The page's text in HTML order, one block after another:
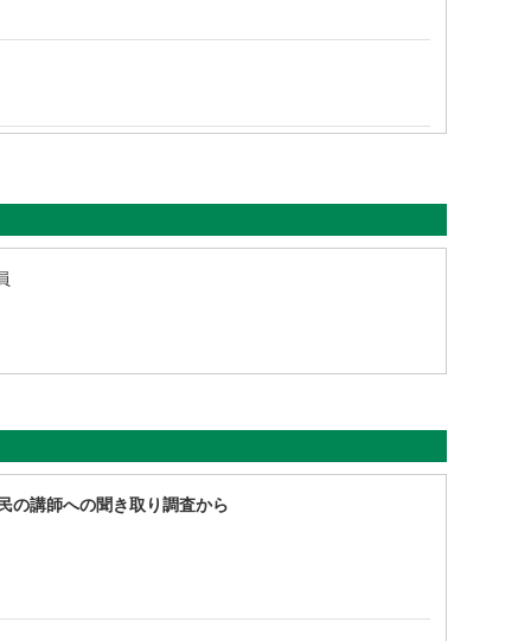
の講師への聞き取り調査から